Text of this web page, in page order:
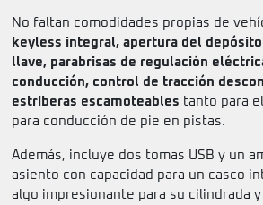
No faltan comodidades propias de
keyless integral, apertura del
llave, parabrisas de regulación
conducción, control de tracción
estriberas escamoteables tanto para
para conducción de pie en pistas.
Además, incluye dos tomas USB y un
asiento con capacidad para un casco
algo impresionante para su cilindrada